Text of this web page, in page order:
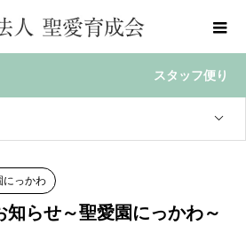
スタッフ便り
にっかわ
らせ～聖愛園にっかわ～